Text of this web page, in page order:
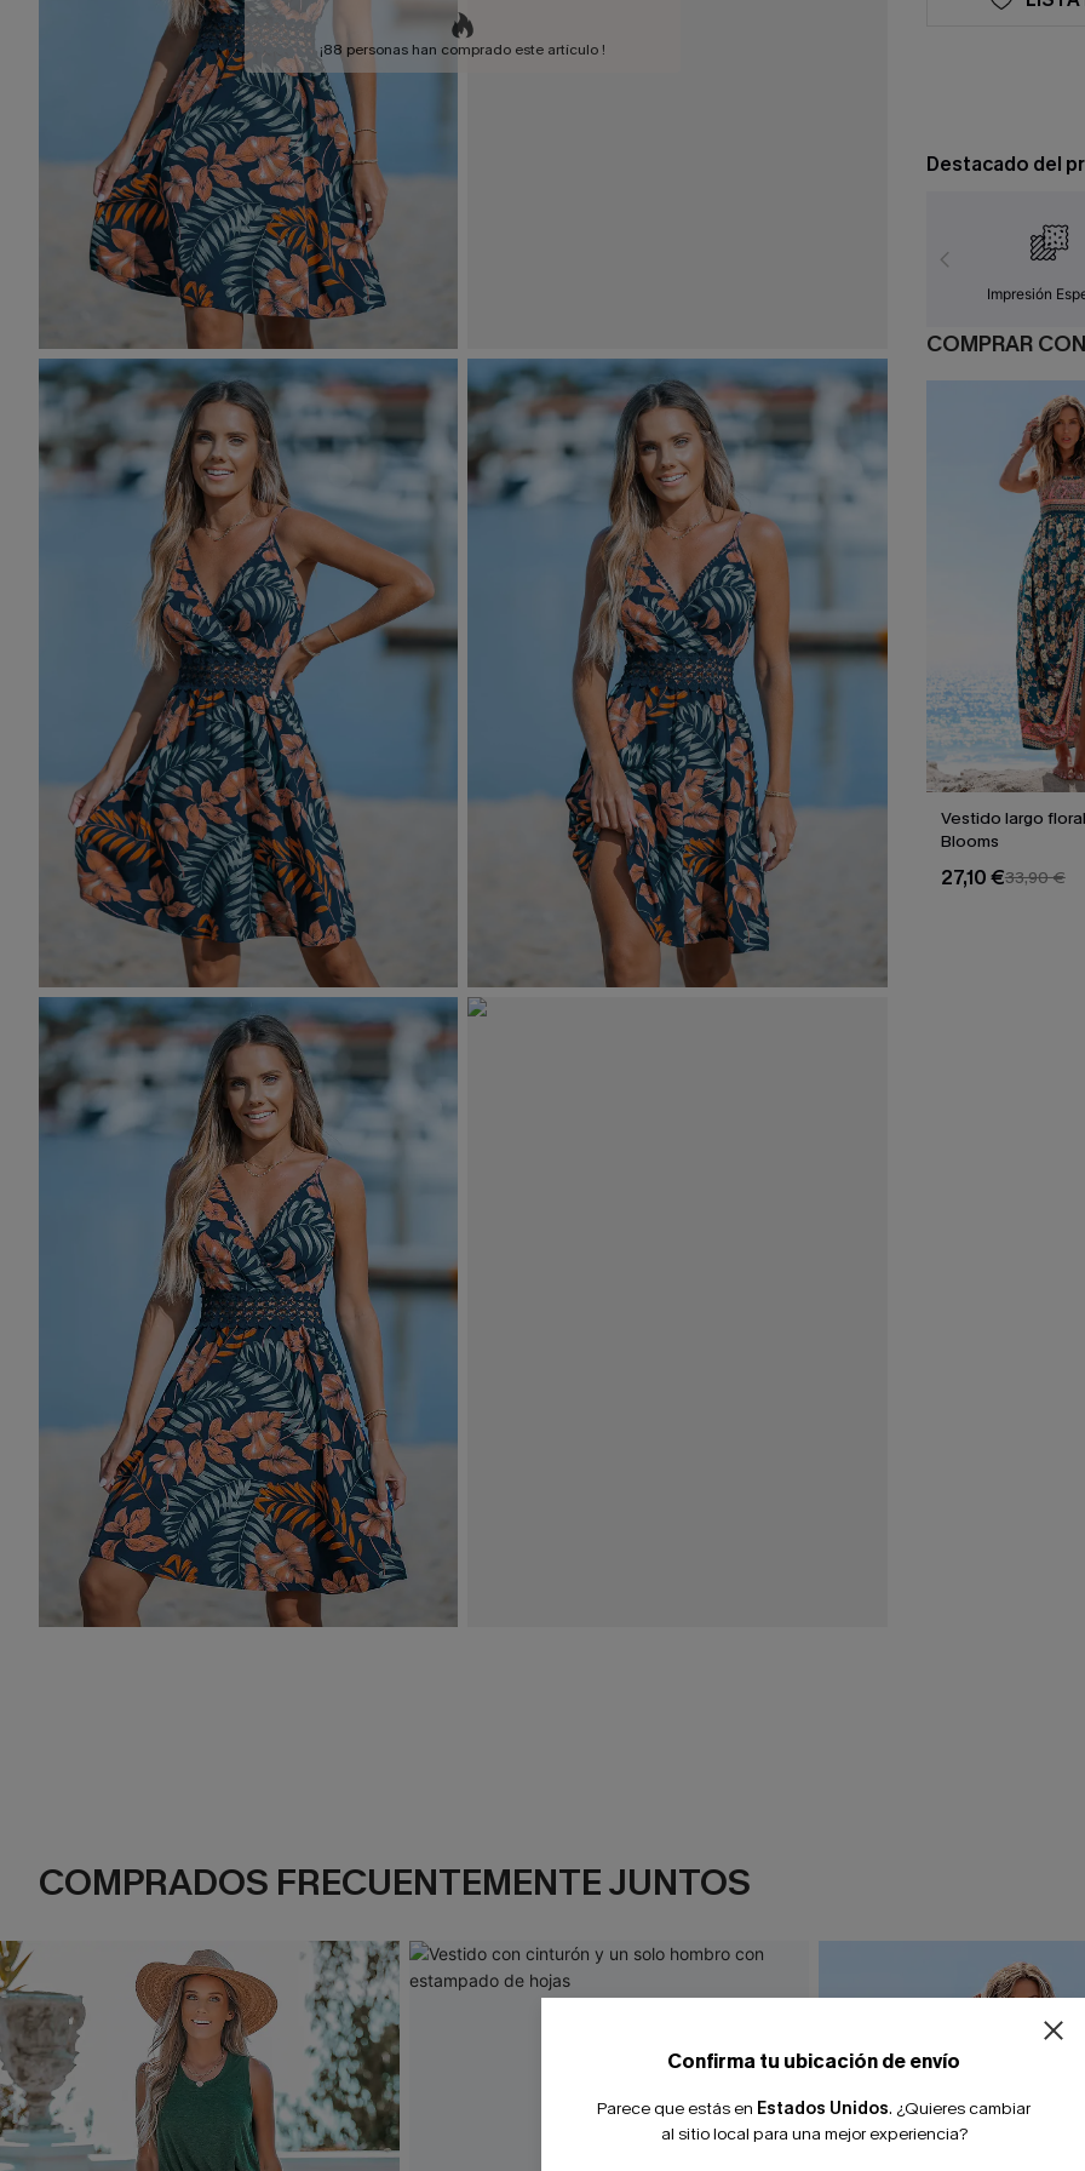
¡88 personas han comprado este artículo !
Destacado del
Impresión
COMPRAR CON
Vestido largo
Blooms
27,10 €33,90 €
COMPRADOS FRECUENTEMENTE JUNTOS
Confirma tu ubicación de envío
Parece que estás en Estados Unidos. ¿Quieres cambiar
al sitio local para una mejor experiencia?
-10% extra sin